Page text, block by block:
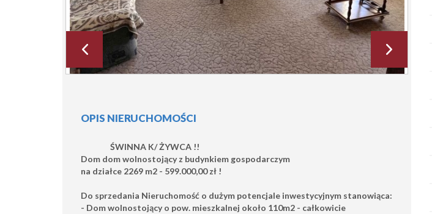
OPIS NIERUCHOMOŚCI
ŚWINNA K/ ŻYWCA !!
Dom dom wolnostojącyz budynkiem gospodarczym
na działce 2269 m2 - 599.000,00 zł !
Do sprzedania Nieruchomość o dużym potencjale inwestycyjnym stanowiąca:
- Dom wolnostojący o pow. mieszkalnej około 110m2 - całkowicie